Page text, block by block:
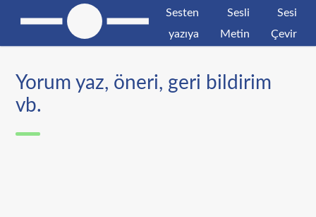
Sesten
yazıya
Sesli
Metin
Sesi
Çevir
Yorum yaz, öneri, geri bildirim
vb.